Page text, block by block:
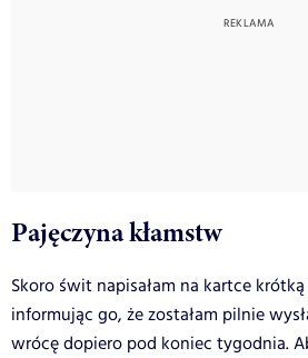
Pajęczyna kłamstw
Skoro świt napisałam na kartce
informując go, że zostałam pilnie
wrócę dopiero pod koniec tygodnia.